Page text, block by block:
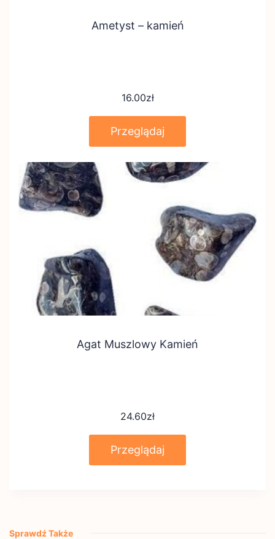
Ametyst – kamień
16.00zł
Przeglądaj
Agat Muszlowy Kamień
24.60zł
Przeglądaj
Sprawdź Także